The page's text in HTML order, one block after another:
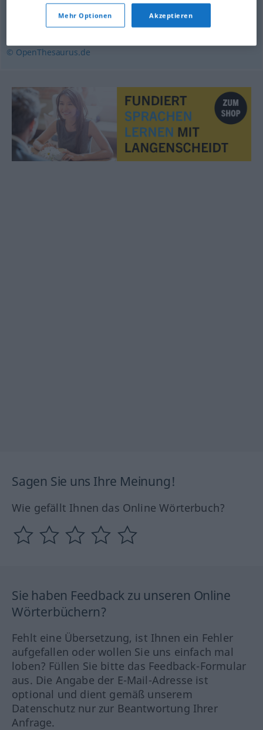
erbärmlich,hoffnungslos,kläglich,bemitleidenswert
armselig
© OpenThesaurus.de
Sagen Sie uns Ihre Meinung!
Wie gefällt Ihnen das Online Wörterbuch?
Sie haben Feedback zu unseren Online
Wörterbüchern?
Fehlt eine Übersetzung, ist Ihnen ein Fehler
aufgefallen oder wollen Sie uns einfach mal
loben? Füllen Sie bitte das Feedback-Formular
aus. Die Angabe der E-Mail-Adresse ist
optional und dient gemäß unserem
Datenschutz nur zur Beantwortung Ihrer
Anfrage.
Mehr Optionen Akzeptieren